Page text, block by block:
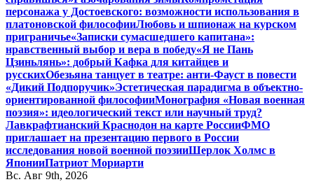
персонажа у Достоевского: возможности использования в
платоновской философииЛюбовь и шпионаж на курском
приграничье«Записки сумасшедшего капитана»:
нравственный выбор и вера в победу«Я не Пань
Цзиньлянь»: добрый Кафка для китайцев и
русскихОбезьяна танцует в театре: анти-Фауст в повести
«Дикий Подпоручик»Эстетическая парадигма в объектно-
ориентированной философииМонография «Новая военная
поэзия»: идеологический текст или научный труд?
Лавкрафтианский Краснодон на карте РоссииФМО
приглашает на презентацию первого в России
исследования новой военной поэзииШерлок Холмс в
ЯпонииПатриот Мориарти
Вс. Авг 9th, 2026